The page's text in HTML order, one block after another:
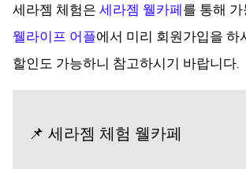
세라젬 체험은 세라젬 웰카페를 통해
웰라이프 어플에서 미리 회원가입을 하
할인도 가능하니 참고하시기 바랍니다.
📌 세라젬 체험 웰카페